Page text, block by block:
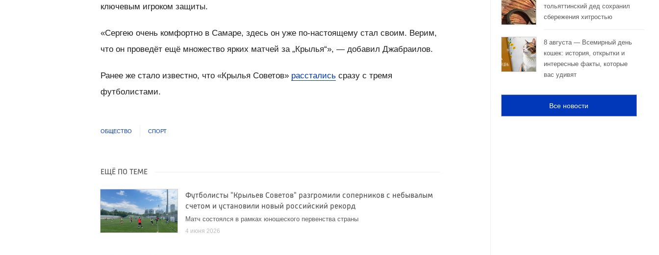
ключевым игроком защиты.
«Сергею очень комфортно в Самаре, здесь он уже по-настоящему стал своим. Верим,
что он проведёт ещё множество ярких матчей за „Крылья“», — добавил Джабраилов.
Ранее же стало известно, что «Крылья Советов» расстались сразу с тремя
футболистами.
ОБЩЕСТВО СПОРТ
ЕЩЁ ПО ТЕМЕ
Футболисты "Крыльев Советов" разгромили соперников с небывалым
счетом и установили новый российский рекорд
Матч состоялся в рамках юношеского первенства страны
4 июня 2026
тольяттинский дед сохранил
сбережения хитростью
8 августа — Всемирный день
кошек: история, открытки и
интересные факты, которые
вас удивят
Все новости